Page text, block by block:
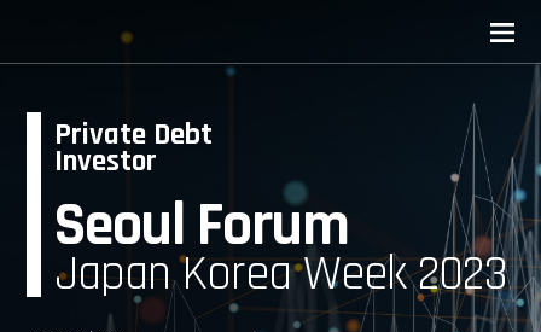
Private Debt
Investor
Seoul Forum
Japan Korea Week 2023